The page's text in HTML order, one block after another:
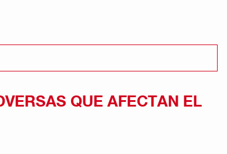
QUE AFECTAN EL